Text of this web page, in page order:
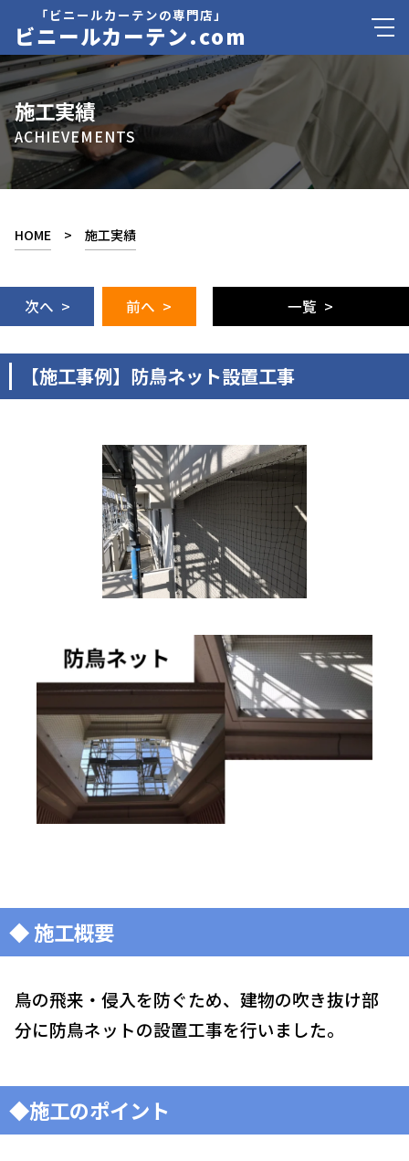
「ビニールカーテンの専門店」
ビニールカーテン.com
施工実績
ACHIEVEMENTS
HOME > 施工実績
次へ > 前へ > 一覧 >
【施工事例】防鳥ネット設置工事
◆ 施工概要
鳥の飛来・侵入を防ぐため、建物の吹き抜け部
分に防鳥ネットの設置工事を行いました。
◆施工のポイント